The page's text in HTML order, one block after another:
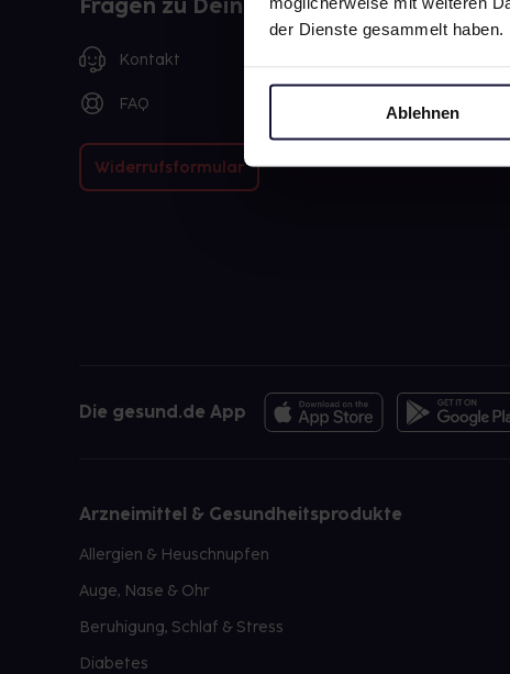
der Dienste gesammelt haben.
Ablehnen
Fragen zu Deiner Bestellung?
Kontakt
FAQ
Widerrufsformular
Die gesund.de App
Arzneimittel & Gesundheitsprodukte
Allergien & Heuschnupfen
Auge, Nase & Ohr
Beruhigung, Schlaf & Stress
Diabetes